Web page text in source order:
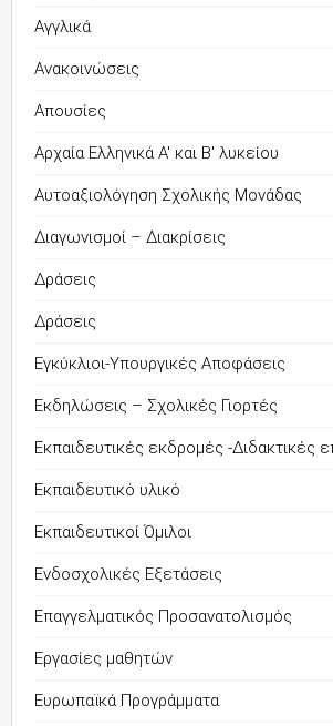
Αγγλικά
Ανακοινώσεις
Απουσίες
Αρχαία Ελληνικά Α' και Β' λυκείου
Αυτοαξιολόγηση Σχολικής Μονάδας
Διαγωνισμοί – Διακρίσεις
Δράσεις
Δράσεις
Εγκύκλιοι-Υπουργικές Αποφάσεις
Εκδηλώσεις – Σχολικές Γιορτές
Εκπαιδευτικές εκδρομές -Διδακτικές
Εκπαιδευτικό υλικό
Εκπαιδευτικοί Όμιλοι
Ενδοσχολικές Εξετάσεις
Επαγγελματικός Προσανατολισμός
Εργασίες μαθητών
Ευρωπαϊκά Προγράμματα